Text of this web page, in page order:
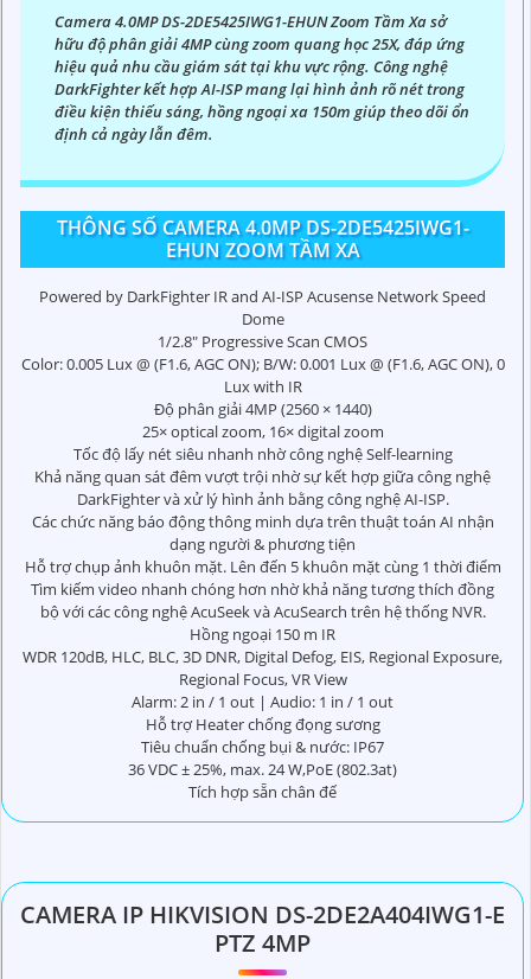
Camera 4.0MP DS-2DE5425IWG1-EHUN Zoom Tầm Xa sở
hữu độ phân giải 4MP cùng zoom quang học 25X, đáp ứng
hiệu quả nhu cầu giám sát tại khu vực rộng. Công nghệ
DarkFighter kết hợp AI-ISP mang lại hình ảnh rõ nét trong
điều kiện thiếu sáng, hồng ngoại xa 150m giúp theo dõi ổn
định cả ngày lẫn đêm.
THÔNG SỐ CAMERA 4.0MP DS-2DE5425IWG1-
EHUN ZOOM TẦM XA
Powered by DarkFighter IR and AI-ISP Acusense Network Speed
Dome
1/2.8" Progressive Scan CMOS
Color: 0.005 Lux @ (F1.6, AGC ON); B/W: 0.001 Lux @ (F1.6, AGC ON), 0
Lux with IR
Độ phân giải 4MP (2560 × 1440)
25× optical zoom, 16× digital zoom
Tốc độ lấy nét siêu nhanh nhờ công nghệ Self-learning
Khả năng quan sát đêm vượt trội nhờ sự kết hợp giữa công nghệ
DarkFighter và xử lý hình ảnh bằng công nghệ AI-ISP.
Các chức năng báo động thông minh dựa trên thuật toán AI nhận
dạng người & phương tiện
Hỗ trợ chụp ảnh khuôn mặt. Lên đến 5 khuôn mặt cùng 1 thời điểm
Tìm kiếm video nhanh chóng hơn nhờ khả năng tương thích đồng
bộ với các công nghệ AcuSeek và AcuSearch trên hệ thống NVR.
Hồng ngoại 150 m IR
WDR 120dB, HLC, BLC, 3D DNR, Digital Defog, EIS, Regional Exposure,
Regional Focus, VR View
Alarm: 2 in / 1 out | Audio: 1 in / 1 out
Hỗ trợ Heater chống đọng sương
Tiêu chuẩn chống bụi & nước: IP67
36 VDC ± 25%, max. 24 W,PoE (802.3at)
Tích hợp sẵn chân đế
CAMERA IP HIKVISION DS-2DE2A404IWG1-E
PTZ 4MP